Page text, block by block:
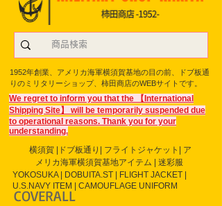
1952年創業、アメリカ海軍横須賀基地の目の前、ドブ板通
りのミリタリーショップ、柿田商店のWEBサイトです。
We regret to inform you that the 【International
Shipping Site】 will be temporarily suspended due
to operational reasons. Thank you for your
understanding.
横須賀 |ドブ板通り| フライト ジャケット| ア
メリカ海軍横須賀基地アイテム | 迷彩服
YOKOSUKA | DOBUITA.ST | FLIGHT JACKET |
U.S.NAVY ITEM | CAMOUFLAGE UNIFORM
COVERALL